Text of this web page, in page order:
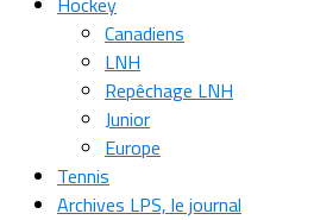
Canadiens
LNH
Repêchage LNH
Junior
Europe
Tennis
Archives LPS, le journal